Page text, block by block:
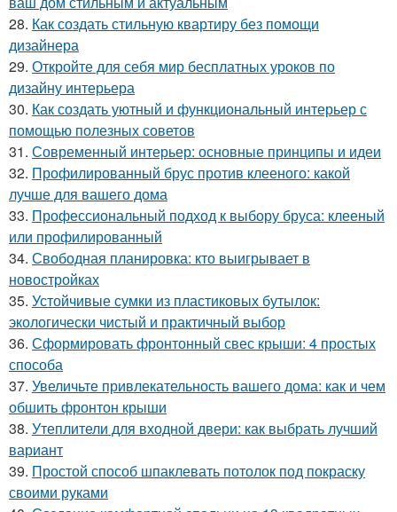
28. Как создать стильную квартиру без помощи
дизайнера
29. Откройте для себя мир бесплатных уроков по
дизайну интерьера
30. Как создать уютный и функциональный интерьер с
помощью полезных советов
31. Современный интерьер: основные принципы и идеи
32. Профилированный брус против клееного: какой
лучше для вашего дома
33. Профессиональный подход к выбору бруса: клееный
или профилированный
34. Свободная планировка: кто выигрывает в
новостройках
35. Устойчивые сумки из пластиковых бутылок:
экологически чистый и практичный выбор
36. Сформировать фронтонный свес крыши: 4 простых
способа
37. Увеличьте привлекательность вашего дома: как и чем
обшить фронтон крыши
38. Утеплители для входной двери: как выбрать лучший
вариант
39. Простой способ шпаклевать потолок под покраску
своими руками